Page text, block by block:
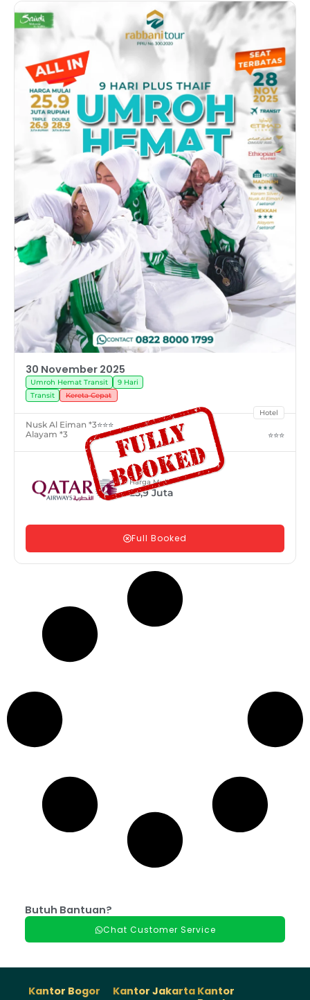
30 November 2025
Umroh Hemat Transit
9 Hari
Transit
Kereta Cepat
Hotel
Nusk Al Eiman *3⭐⭐⭐
Alayam *3
⭐⭐⭐
Harga Mulai
25,9Juta
Full Booked
Butuh Bantuan?
Chat Customer Service
Kantor Bogor Kantor Jakarta Kantor